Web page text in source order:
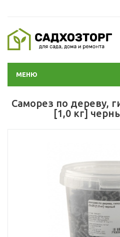
МЕНЮ
Саморез по дереву,
[1,0 кг]